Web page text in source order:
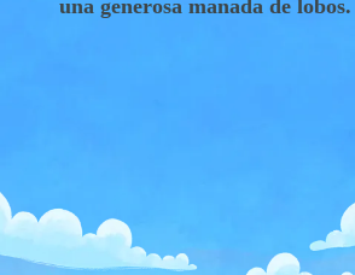
una generosa manada de lobos.